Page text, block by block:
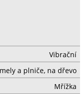
Vibrační
a plniče, na dřevo
Mřížka